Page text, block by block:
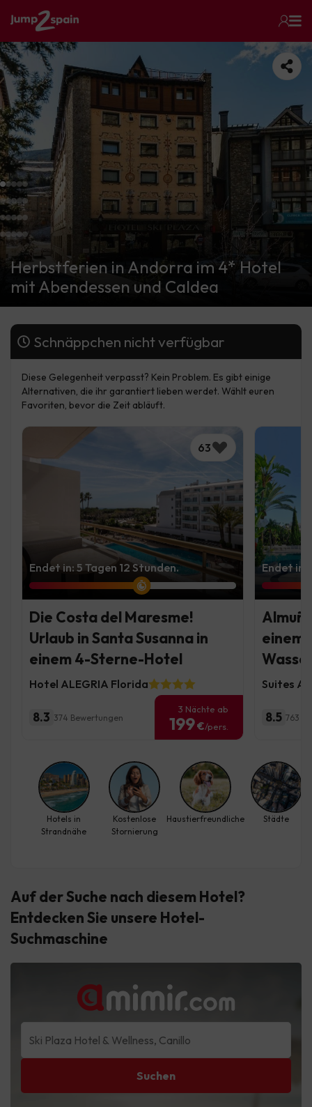
Herbstferien in Andorra im 4* Hotel
mit Abendessen und Caldea
Schnäppchen nicht verfügbar
Diese Gelegenheit verpasst? Kein Problem. Es gibt einige
Alternativen, die ihr garantiert lieben werdet. Wählt euren
Favoriten, bevor die Zeit abläuft.
63
Endet in: 5 Tagen 12 Stunden.
Die Costa del Maresme!
Urlaub in Santa Susanna in
einem 4-Sterne-Hotel
Hotel ALEGRIA Florida
8.3 374 Bewertungen
3 Nächte ab
199€/pers.
Endet in:
einem
Suites
8.5 763
Hotels in
Strandnähe
Kostenlose
Stornierung
Haustierfreundliche Städte
Auf der Suche nach diesem Hotel?
Entdecken Sie unsere Hotel-
Suchmaschine
Suchen